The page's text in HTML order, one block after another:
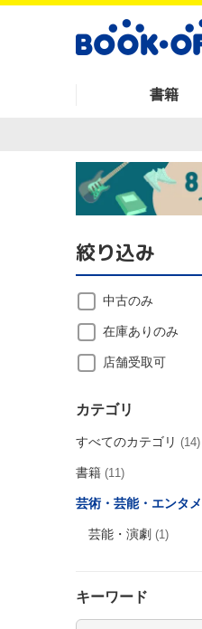
書籍
絞り込み
中古のみ
在庫ありのみ
店舗受取可
カテゴリ
すべてのカテゴリ (14)
書籍 (11)
芸術・芸能・エンタ
芸能・演劇 (1)
キーワード